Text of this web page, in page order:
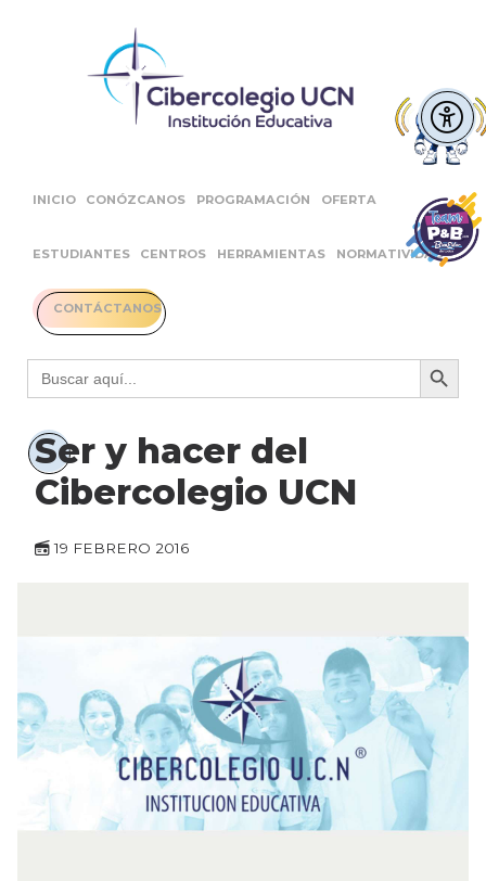
INICIO CONÓZCANOS PROGRAMACIÓN OFERTA
ESTUDIANTES CENTROS HERRAMIENTAS NORMATIVIDAD
CONTÁCTANOS
Buscar: Botón
Ser y hacer del
Cibercolegio UCN
19 FEBRERO 2016